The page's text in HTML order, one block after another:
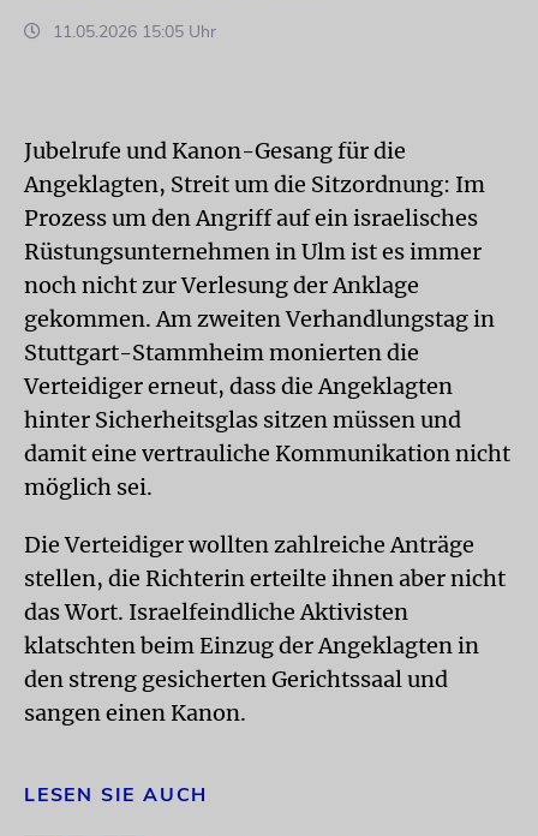
11.05.2026 15:05 Uhr
Jubelrufe und Kanon-Gesang für die
Angeklagten, Streit um die Sitzordnung: Im
Prozess um den Angriff auf ein israelisches
Rüstungsunternehmen in Ulm ist es immer
noch nicht zur Verlesung der Anklage
gekommen. Am zweiten Verhandlungstag in
Stuttgart-Stammheim monierten die
Verteidiger erneut, dass die Angeklagten
hinter Sicherheitsglas sitzen müssen und
damit eine vertrauliche Kommunikation nicht
möglich sei.
Die Verteidiger wollten zahlreiche Anträge
stellen, die Richterin erteilte ihnen aber nicht
das Wort. Israelfeindliche Aktivisten
klatschten beim Einzug der Angeklagten in
den streng gesicherten Gerichtssaal und
sangen einen Kanon.
LESEN SIE AUCH